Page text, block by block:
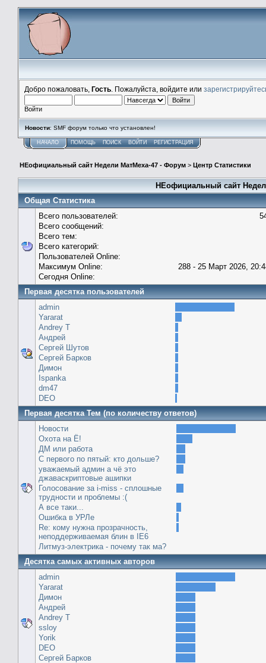
Добро пожаловать, Гость . Пожалуйста, войдите или
Войти
Новости: SMF форум только что установлен!
НАЧАЛО ПОМОЩЬ ПОИСК ВОЙТИ РЕГИСТРАЦИЯ
НЕофициальный сайт Недели МатМеха-47 - Форум > Центр Статистики
НЕофициальный сайт
Общая Статистика
Всего пользователей:
Всего сообщений:
Всего тем:
Всего категорий:
Пользователей Online:
Максимум Online:
288 - 25 Март 2026,
Сегодня Online:
Первая десятка пользователей
admin
Yararat
Andrey T
Андрей
Сергей Шутов
Сергей Барков
Димон
Ispanka
dm47
DEO
Первая десятка Тем (по количеству ответов)
Новости
Охота на Ё!
ДМ или работа
С первого по пятый: кто дольше?
уважаемый админ а чё это
джаваскриптовые ашипки
Голосование за i-miss - сплошные
трудности и проблемы :(
А все таки...
Ошибка в УРЛе
Re: кому нужна прозрачность,
неподдерживаемая блин в IE6
Литмуз-электрика - почему так ма?
Десятка самых активных авторов
admin
Yararat
Димон
Андрей
Andrey T
ssloy
Yorik
DEO
Сергей Барков